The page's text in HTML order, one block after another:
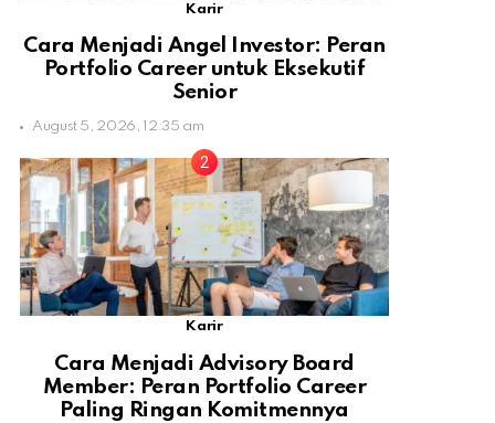
Karir
Cara Menjadi Angel Investor: Peran
Portfolio Career untuk Eksekutif
Senior
August 5, 2026, 12:35 am
Karir
Cara Menjadi Advisory Board
Member: Peran Portfolio Career
Paling Ringan Komitmennya